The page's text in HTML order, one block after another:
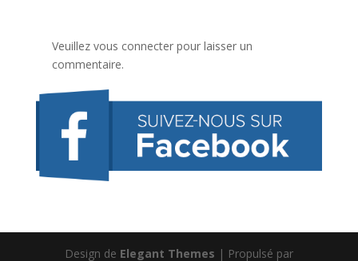
Veuillez vous connecter pour laisser un
commentaire.
Design de Elegant Themes | Propulsé par